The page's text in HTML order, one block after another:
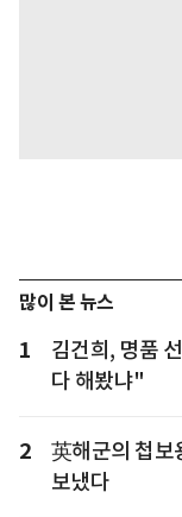
많이 본 뉴스
1
김건희, 명품
다 해봤냐"
2
英해군의 첩보
보냈다